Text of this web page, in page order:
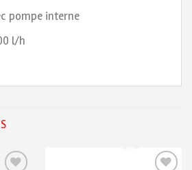
pompe interne
l/h